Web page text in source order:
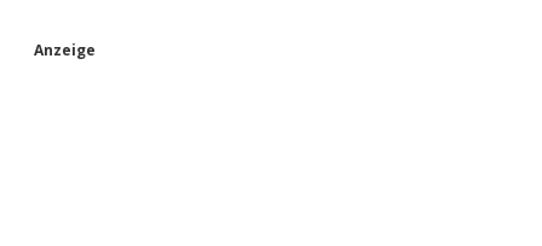
S
Anzeige